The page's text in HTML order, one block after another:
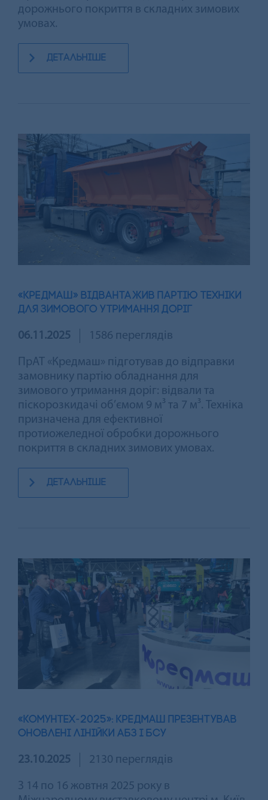
дорожнього покриття в складних зимових
умовах.
детальніше
«КРЕДМАШ» ВІДВАНТАЖИВ ПАРТІЮ ТЕХНІКИ
ДЛЯ ЗИМОВОГО УТРИМАННЯ ДОРІГ
06.11.2025 1586 переглядів
ПрАТ «Кредмаш» підготував до відправки
замовнику партію обладнання для
зимового утримання доріг: відвали та
піскорозкидачі об’ємом 9 м³ та 7 м³. Техніка
призначена для ефективної
протиожеледної обробки дорожнього
покриття в складних зимових умовах.
детальніше
«КОМУНТЕХ-2025»: КРЕДМАШ ПРЕЗЕНТУВАВ
ОНОВЛЕНІ ЛІНІЙКИ АБЗ І БСУ
23.10.2025 2130 переглядів
З 14 по 16 жовтня 2025 року в